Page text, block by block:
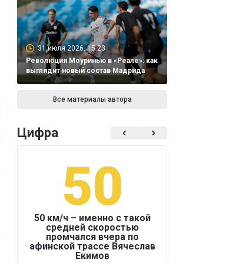
31 июля 2026, 15:23
Революция Моуринью в «Реале»: как
выглядит новый состав Мадрида
Все материалы автора
Цифра
50
50 км/ч – именно с такой
средней скоростью
промчался вчера по
афинской трассе Вячеслав
Екимов